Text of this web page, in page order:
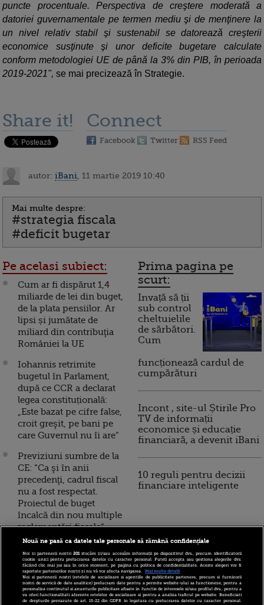
puncte procentuale. Perspectiva de creştere moderată a
datoriei guvernamentale pe termen mediu şi de menţinere la
un nivel relativ stabil şi sustenabil se datorează creşterii
economice susţinute şi unor deficite bugetare calculate
conform metodologiei UE de până la 3% din PIB, în perioada
2019-2021", se mai precizează în Strategie.
Share it! Connect
Facebook Twitter RSS Feed
autor: iBani , 11 martie 2019 10:40
Mai multe despre:
#strategia fiscala
#deficit bugetar
Pe acelasi subiect:
Cum ar fi dispărut 1,4
miliarde de lei din buget,
de la plata pensiilor. Ar
lipsi și jumătate de
miliard din contribuţia
României la UE
Iohannis retrimite
bugetul în Parlament,
după ce CCR a declarat
legea constituțională:
„Este bazat pe cifre false,
croit greşit, pe bani pe
care Guvernul nu îi are”
Previziuni sumbre de la
CE: “Ca şi în anii
precedenţi, cadrul fiscal
nu a fost respectat.
Proiectul de buget
încalcă din nou multiple
reglementări fiscale”
și la PNL, din cauza
bugetului. Ce se
întâmplă cu alocațiile
Prima pagina pe
scurt:
Invață să ții
sub control
cheltuielile
de sărbători.
Cum
funcționează cardul de
cumpărături
Incont , site-ul Știrile Pro
TV de informații
economice și educație
financiară, a devenit iBani
10 reguli pentru decizii
financiare inteligente
Nouă ne pasă ca datele tale personale să rămână confidențiale
Noi și partenerii noștri201stocăm și/sau accesăm informații pe dispozitivul dvs., precum identificatorii
cookie unici pentru prelucrarea datelor cu caracter personal. Puteți accepta sau gestiona alegerile dvs.
făcând clic mai jos sau în orice moment, pe pagina cu politica de confidențialitate. Aceste alegeri vor fi
raportate partenerilor noștri și nu vă vor afecta navigarea.
Mai multe detalii
Noi si partenerii nostri (retelele de socializare si agentiile de publicitate partenere, precum si furnizorii
nostri de servicii de date analitice) prelucram date pentru a permite website-ului sa functioneze, pentru a
personaliza continutul si anunturile publicitare afisate in functie de interesele si/sau profilul dvs., pentru a
va oferi functionalitati aferente retelelor de socializare si pentru a analiza traficul pe website. Beneficiati
de drepturile prevazute de art. 15-22 din GDPR in legatura cu prelucrarea datelor cu caracter personal.